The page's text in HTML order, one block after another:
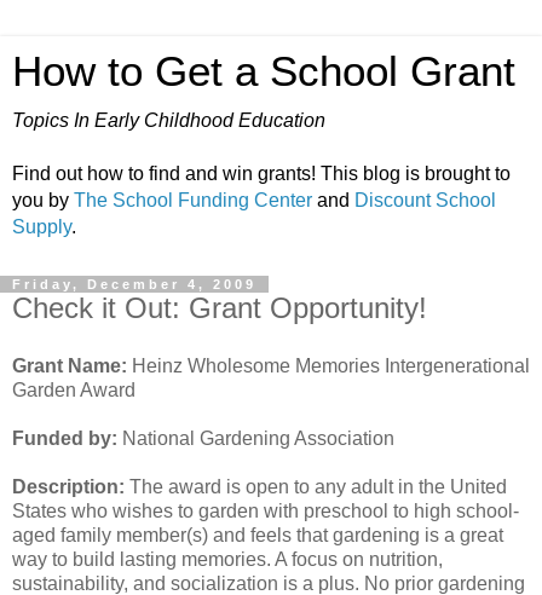
How to Get a School Grant
Topics In Early Childhood Education
Find out how to find and win grants! This blog is brought to
you by The School Funding Center and Discount School
Supply.
Friday, December 4, 2009
Check it Out: Grant Opportunity!
Grant Name: Heinz Wholesome Memories Intergenerational
Garden Award
Funded by: National Gardening Association
Description: The award is open to any adult in the United
States who wishes to garden with preschool to high school-
aged family member(s) and feels that gardening is a great
way to build lasting memories. A focus on nutrition,
sustainability, and socialization is a plus. No prior gardening